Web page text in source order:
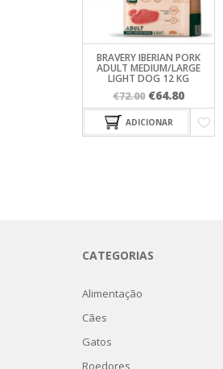
BRAVERY IBERIAN PORK
ADULT MEDIUM/LARGE
LIGHT DOG 12 KG
€72.00 O
preço
original
€64.80O
preço
atual
ADICIONAR
CATEGORIAS
Alimentação
Cães
Gatos
Roedores